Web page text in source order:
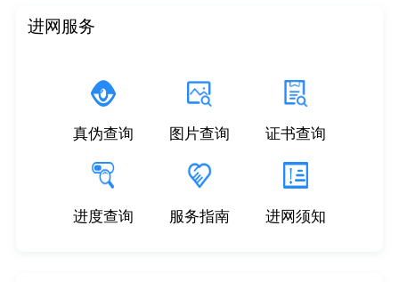
进网服务
真伪查询 图片查询 证书查询
进度查询 服务指南 进网须知